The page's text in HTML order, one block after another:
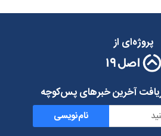
پروژه‌ای از
آخرین خبرهای پس‌کوچه
نام‌نویسی